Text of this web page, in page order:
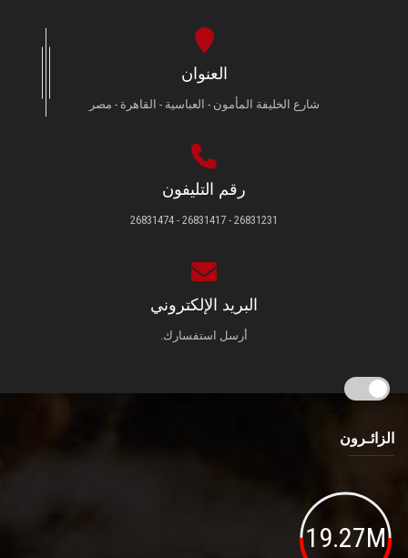
العنوان
شارع الخليفة المأمون - العباسية - القاهرة - مصر
رقم التليفون
26831231 - 26831417 - 26831474
البريد الإلكتروني
أرسل استفسارك.
الزائـرون
19.27M